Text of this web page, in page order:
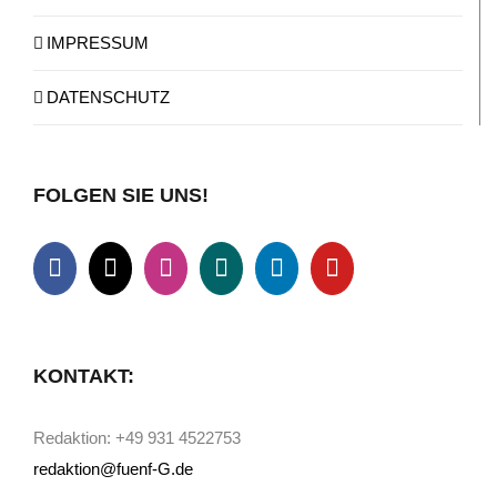
IMPRESSUM
DATENSCHUTZ
FOLGEN SIE UNS!
KONTAKT:
Redaktion: +49 931 4522753
redaktion@fuenf-G.de